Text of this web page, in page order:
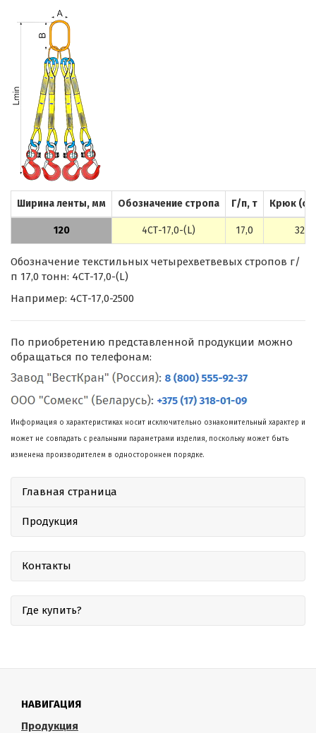
Ширина ленты, мм Обозначение стропа Г/п, т Крюк
120 4СТ-17,0-(L) 17,0
Обозначение текстильных четырехветвевых стропов г/
п 17,0 тонн: 4СТ-17,0-(L)
Например: 4СТ-17,0-2500
По приобретению представленной продукции можно
обращаться по телефонам:
Информация о характеристиках носит исключительно ознакомительный характер и
может не совпадать с реальными параметрами изделия, поскольку может быть
изменена производителем в одностороннем порядке.
Главная страница
Продукция
Контакты
Где купить?
НАВИГАЦИЯ
Продукция